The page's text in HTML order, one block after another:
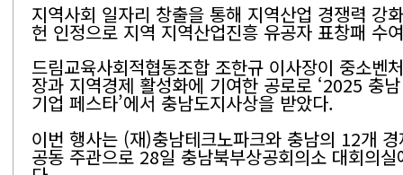
지역사회 일자리 창출을 통해 지역산업 경쟁력 강
헌 인정으로 지역 지역산업진흥 유공자 표창패 수여
드림교육사회적협동조합 조한규 이사장이 중소벤
장과 지역경제 활성화에 기여한 공로로 ‘2025 충
기업 페스타’에서 충남도지사상을 받았다.
이번 행사는 (재)충남테크노파크와 충남의 12개
공동 주관으로 28일 충남북부상공회의소 대회의실